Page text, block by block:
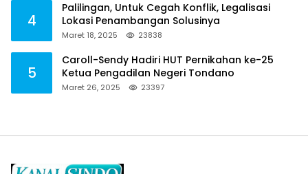
4
Palilingan, Untuk Cegah Konflik, Legalisasi
Lokasi Penambangan Solusinya
Maret 18, 2025 23838
5
Caroll-Sendy Hadiri HUT Pernikahan ke-25
Ketua Pengadilan Negeri Tondano
Maret 26, 2025 23397